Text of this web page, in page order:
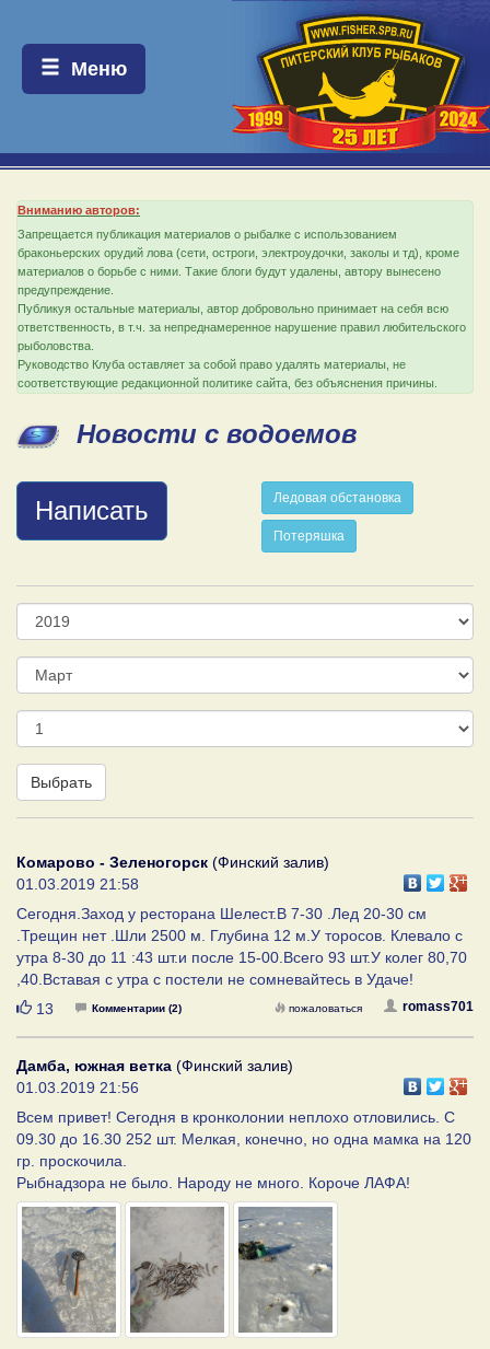
Меню:
Меню
Вниманию авторов:
Запрещается публикация материалов о рыбалке с использованием
браконьерских орудий лова (сети, остроги, электроудочки, заколы и тд), кроме
материалов о борьбе с ними. Такие блоги будут удалены, автору вынесено
предупреждение.
Публикуя остальные материалы, автор добровольно принимает на себя всю
ответственность, в т.ч. за непреднамеренное нарушение правил любительского
рыболовства.
Руководство Клуба оставляет за собой право удалять материалы, не
соответствующие редакционной политике сайта, без объяснения причины.
Новости с водоемов
Написать Ледовая обстановка
Потеряшка
Год
Месяц
День
Выбрать
Комарово - Зеленогорск (Финский залив)
01.03.2019 21:58
Сегодня.Заход у ресторана Шелест.В 7-30 .Лед 20-30 см
.Трещин нет .Шли 2500 м. Глубина 12 м.У торосов. Клевало с
утра 8-30 до 11 :43 шт.и после 15-00.Всего 93 шт.У колег 80,70
,40.Вставая с утра с постели не сомневайтесь в Удаче!
Нравится
13 Комментарии (2) romass701
пожаловаться
Дамба, южная ветка (Финский залив)
01.03.2019 21:56
Всем привет! Сегодня в кронколонии неплохо отловились. С
09.30 до 16.30 252 шт. Мелкая, конечно, но одна мамка на 120
гр. проскочила.
Рыбнадзора не было. Народу не много. Короче ЛАФА!